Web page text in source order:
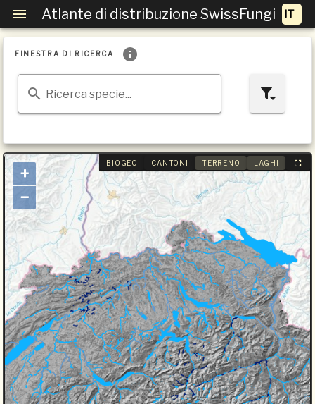
Atlante di distribuzione SwissFungi
FINESTRA DI RICERCA
Ricerca specie...
BIOGEO CANTONI TERRENO LAGHI
+
−